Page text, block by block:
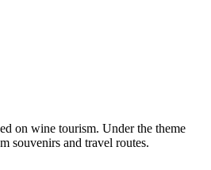
on wine tourism. Under the theme
souvenirs and travel routes.